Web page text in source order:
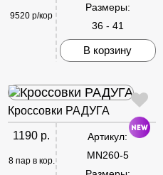
9520 р/кор
Размеры:
36 - 41
В корзину
Кроссовки РАДУГА
1190 р.
8 пар в кор.
Артикул:
MN260-5